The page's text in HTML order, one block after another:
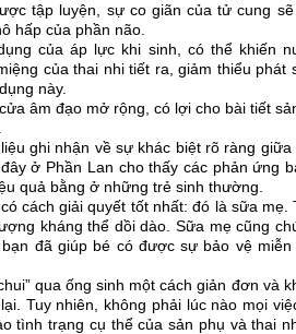
tập luyện, sự co giãn của tử cung
hấp của phần não.
của áp lực khi sinh, có thể khiến
của thai nhi tiết ra, giảm thiểu phát
này.
âm đạo mở rộng, có lợi cho bài tiết
ghi nhận về sự khác biệt rõ ràng
ở Phần Lan cho thấy các phản ứng
quả bằng ở những trẻ sinh thường.
cách giải quyết tốt nhất: đó là sữa
kháng thể dồi dào. Sữa mẹ cũng
đã giúp bé có được sự bảo vệ
qua ống sinh một cách giản đơn và
Tuy nhiên, không phải lúc nào mọi
tình trạng cụ thể của sản phụ và thai